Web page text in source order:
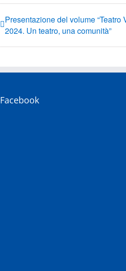
Presentazione del volume “Teatro
2024. Un teatro, una comunità”
Facebook